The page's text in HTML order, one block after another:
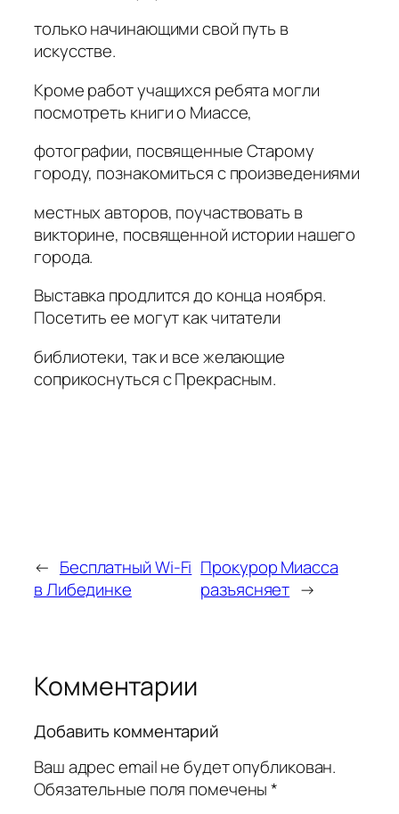
только начинающими свой путь в
искусстве.
Кроме работ учащихся ребята могли
посмотреть книги о Миассе,
фотографии, посвященные Старому
городу, познакомиться с произведениями
местных авторов, поучаствовать в
викторине, посвященной истории нашего
города.
Выставка продлится до конца ноября.
Посетить ее могут как читатели
библиотеки, так и все желающие
соприкоснуться с Прекрасным.
← Бесплатный Wi-Fi
в Либединке
Прокурор Миасса
разъясняет →
Комментарии
Добавить комментарий
Ваш адрес email не будет опубликован.
Обязательные поля помечены*